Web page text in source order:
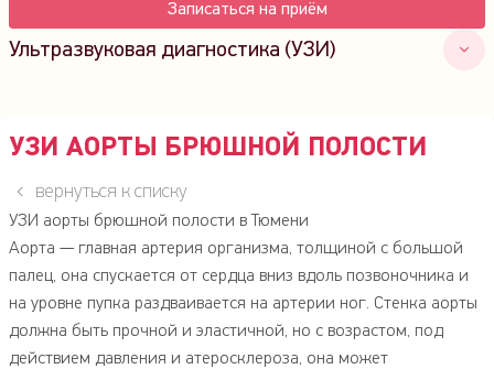
УЗИ АОРТЫ БРЮШНОЙ ПОЛОСТИ
вернуться к списку
УЗИ аорты брюшной полости в Тюмени
Аорта — главная артерия организма, толщиной с большой
палец, она спускается от сердца вниз вдоль позвоночника и
на уровне пупка раздваивается на артерии ног. Стенка аорты
должна быть прочной и эластичной, но с возрастом, под
действием давления и атеросклероза, она может
Записаться на приём
Ультразвуковая диагностика (УЗИ)
Эхокардиография (УЗИ сердца)
новорожденных)
Фолликулометрия
УЗИ трансплантата (сердце, почки, печень)
УЗИ слюнных желез
УЗИ сосудов почек
УЗИ аорты брюшной полости